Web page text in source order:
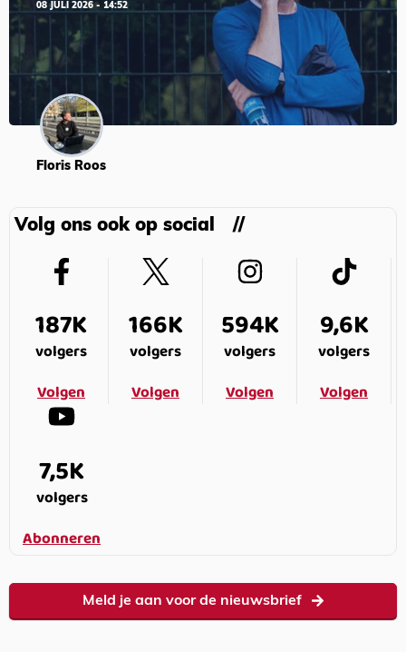
08 JULI 2026 - 14:52
Floris Roos
Volg ons ook op social
187K
volgers
Volgen
166K
volgers
Volgen
594K
volgers
Volgen
9,6K
volgers
Volgen
7,5K
volgers
Abonneren
Meld je aan voor de nieuwsbrief